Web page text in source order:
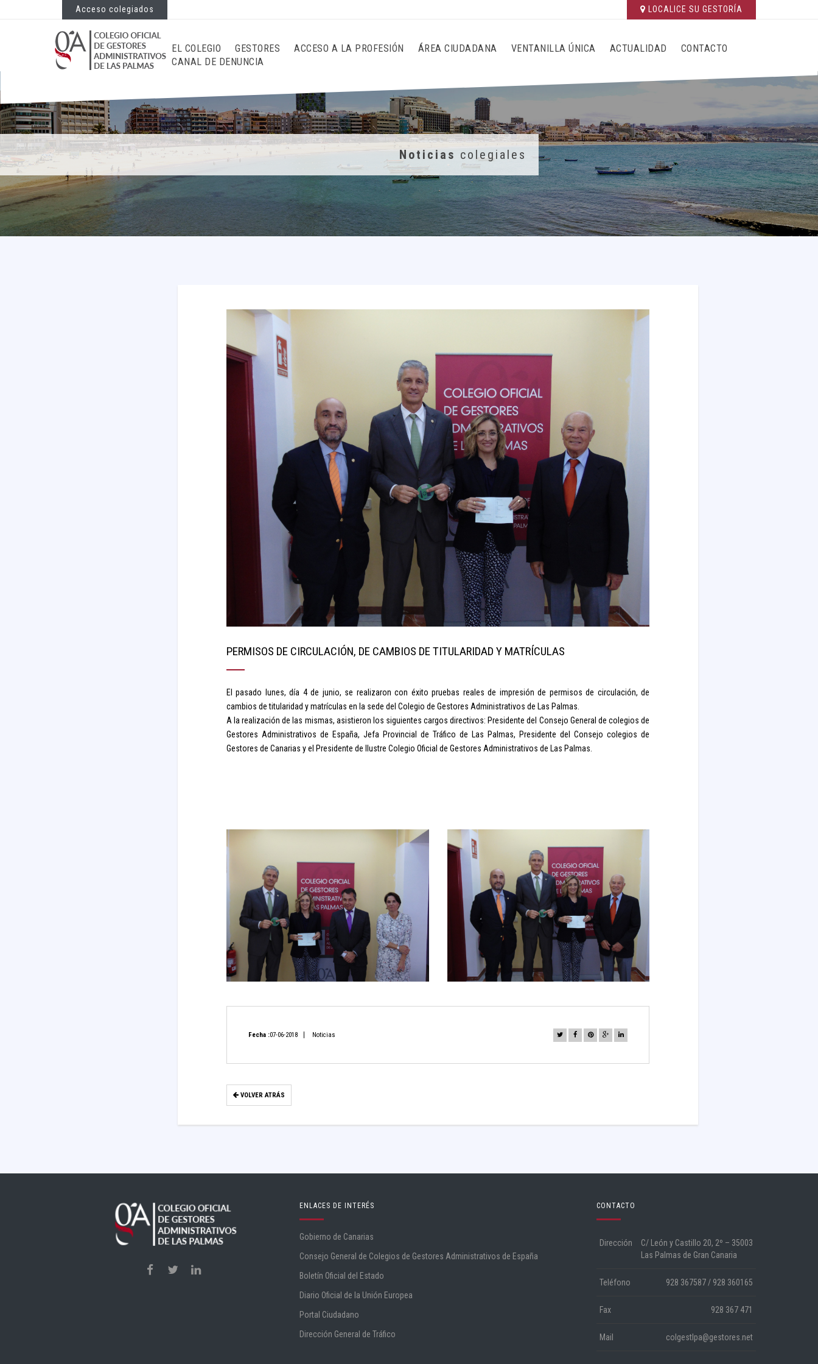
Acceso colegiados LOCALICE SU GESTORÍA
EL COLEGIO GESTORES ACCESO A LA PROFESIÓN ÁREA CIUDADANA VENTANILLA ÚNICA ACTUALIDAD
CONTACTO
CANAL DE DENUNCIA
Noticias colegiales
PERMISOS DE CIRCULACIÓN, DE CAMBIOS DE TITULARIDAD Y MATRÍCULAS
El pasado lunes, día 4 de junio, se realizaron con éxito pruebas reales de impresión de permisos de circulación, de
cambios de titularidad y matrículas en la sede del Colegio de Gestores Administrativos de Las Palmas.
A la realización de las mismas, asistieron los siguientes cargos directivos: Presidente del Consejo General de colegios de
Gestores Administrativos de España, Jefa Provincial de Tráfico de Las Palmas, Presidente del Consejo colegios de
Gestores de Canarias y el Presidente de Ilustre Colegio Oficial de Gestores Administrativos de Las Palmas.
Fecha :07-06-2018 Noticias
VOLVER ATRÁS
ENLACES DE INTERÉS
Gobierno de Canarias
Consejo General de Colegios de Gestores Administrativos de España
Boletín Oficial del Estado
Diario Oficial de la Unión Europea
Portal Ciudadano
Dirección General de Tráfico
CONTACTO
Dirección
C/ León y Castillo 20, 2º – 35003
Las Palmas de Gran Canaria
Teléfono 928 367587 / 928 360165
Fax 928 367 471
Mail colgestlpa@gestores.net